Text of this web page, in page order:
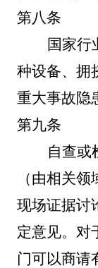
第八条
国家行
种设备、拥
重大事故隐
第九条
自查或
（由相关
现场证据讨
定意见。对
门可以商请